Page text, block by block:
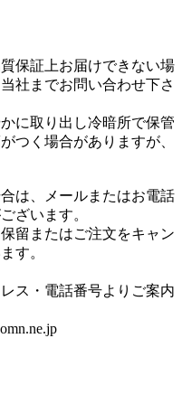
保証上お届けできない場
社までお問い合わせ下さ
に取り出し冷暗所で保管
つく場合がありますが、
は、メールまたはお電話
ざいます。
留またはご注文をキャン
す。
ス・電話番号よりご案内